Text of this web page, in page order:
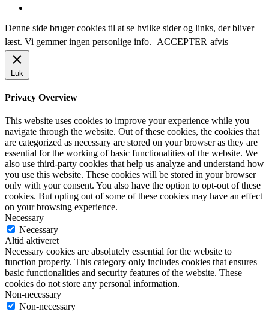
Denne side bruger cookies til at se hvilke sider og links, der bliver
læst. Vi gemmer ingen personlige info.
ACCEPTER afvis
Luk
Privacy Overview
This website uses cookies to improve your experience while you
navigate through the website. Out of these cookies, the cookies that
are categorized as necessary are stored on your browser as they are
essential for the working of basic functionalities of the website. We
also use third-party cookies that help us analyze and understand how
you use this website. These cookies will be stored in your browser
only with your consent. You also have the option to opt-out of these
cookies. But opting out of some of these cookies may have an effect
on your browsing experience.
Necessary
Necessary
Altid aktiveret
Necessary cookies are absolutely essential for the website to
function properly. This category only includes cookies that ensures
basic functionalities and security features of the website. These
cookies do not store any personal information.
Non-necessary
Non-necessary